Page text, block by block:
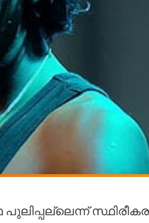
പുലിപ്പല്ലെന്ന്